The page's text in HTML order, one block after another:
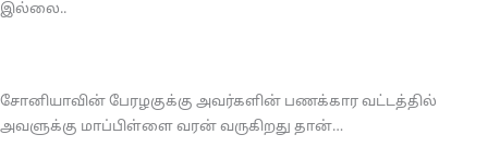
இல்லை..
சோனியாவின் பேரழகுக்கு அவர்களின் பணக்கார வட்டத்தில்
அவளுக்கு மாப்பிள்ளை வரன் வருகிறது தான்…